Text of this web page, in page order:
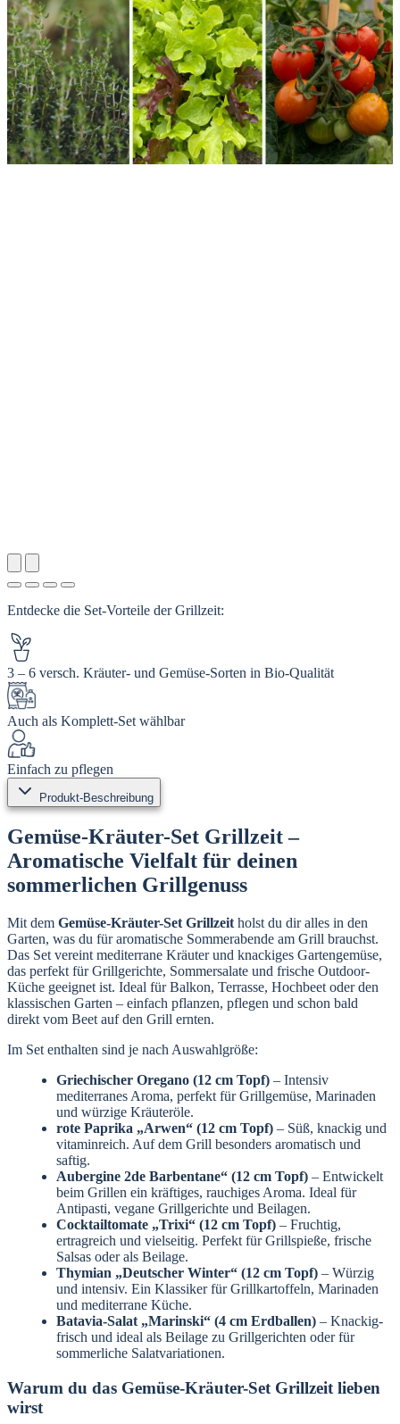
Entdecke die Set-Vorteile der Grillzeit:
3 – 6 versch. Kräuter- und Gemüse-Sorten in Bio‑Qualität
Auch als Komplett‑Set wählbar
Einfach zu pflegen
Produkt-Beschreibung
Gemüse-Kräuter-Set Grillzeit –
Aromatische Vielfalt für deinen
sommerlichen Grillgenuss
Mit dem Gemüse-Kräuter-Set Grillzeit holst du dir alles in den
Garten, was du für aromatische Sommerabende am Grill brauchst.
Das Set vereint mediterrane Kräuter und knackiges Gartengemüse,
das perfekt für Grillgerichte, Sommersalate und frische Outdoor-
Küche geeignet ist. Ideal für Balkon, Terrasse, Hochbeet oder den
klassischen Garten – einfach pflanzen, pflegen und schon bald
direkt vom Beet auf den Grill ernten.
Im Set enthalten sind je nach Auswahlgröße:
Griechischer Oregano (12 cm Topf) – Intensiv
mediterranes Aroma, perfekt für Grillgemüse, Marinaden
und würzige Kräuteröle.
rote Paprika „Arwen“ (12 cm Topf) – Süß, knackig und
vitaminreich. Auf dem Grill besonders aromatisch und
saftig.
Aubergine 2de Barbentane“ (12 cm Topf) – Entwickelt
beim Grillen ein kräftiges, rauchiges Aroma. Ideal für
Antipasti, vegane Grillgerichte und Beilagen.
Cocktailtomate „Trixi“ (12 cm Topf) – Fruchtig,
ertragreich und vielseitig. Perfekt für Grillspieße, frische
Salsas oder als Beilage.
Thymian „Deutscher Winter“ (12 cm Topf) – Würzig
und intensiv. Ein Klassiker für Grillkartoffeln, Marinaden
und mediterrane Küche.
Batavia-Salat „Marinski“ (4 cm Erdballen) – Knackig-
frisch und ideal als Beilage zu Grillgerichten oder für
sommerliche Salatvariationen.
Warum du das Gemüse-Kräuter-Set Grillzeit lieben
wirst